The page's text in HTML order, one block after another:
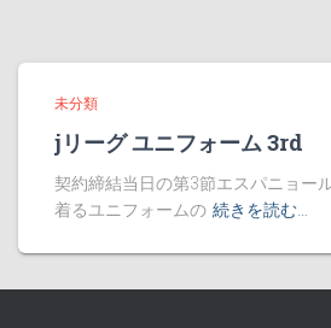
未分類
jリーグ ユニフォーム 3rd
契約締結当日の第3節エスパニョー
着るユニフォームの 続きを読む…